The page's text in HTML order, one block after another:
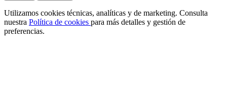
Utilizamos cookies técnicas, analíticas y de marketing. Consulta
nuestra Política de cookies para más detalles y gestión de
preferencias.